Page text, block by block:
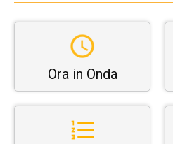
Ora in Onda